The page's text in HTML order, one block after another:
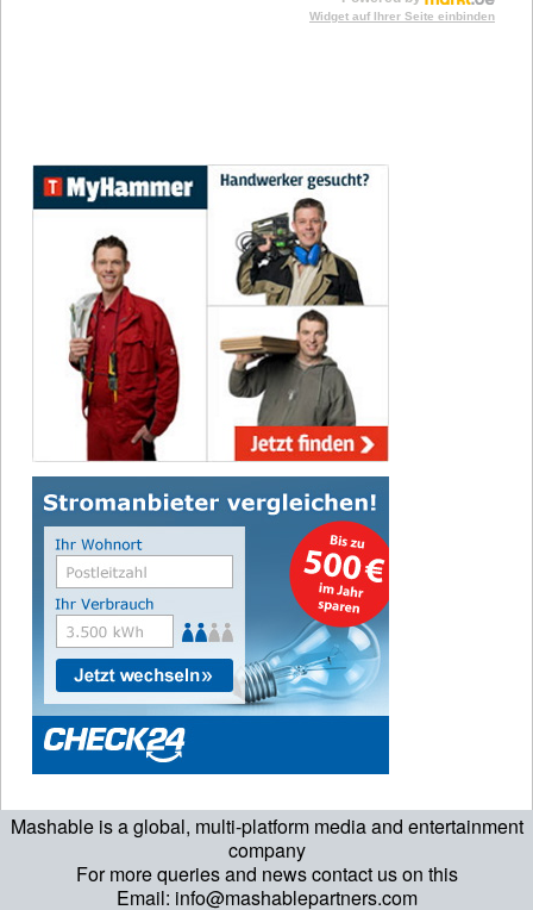
Mashable is a global, multi-platform media and entertainment
company
For more queries and news contact us on this
Email: info@mashablepartners.com
Widget auf Ihrer Seite einbinden